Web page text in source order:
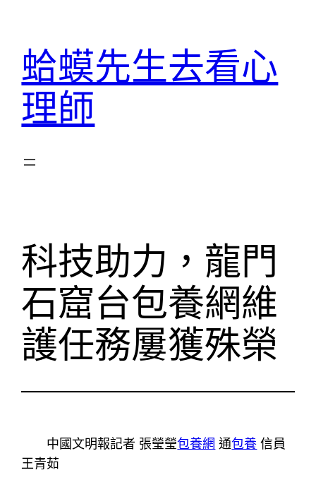
蛤蟆先生去看心
理師
科技助力，龍門
石窟台包養網維
護任務屢獲殊榮
中國文明報記者 張瑩瑩包養網 通包養 信員
王青茹